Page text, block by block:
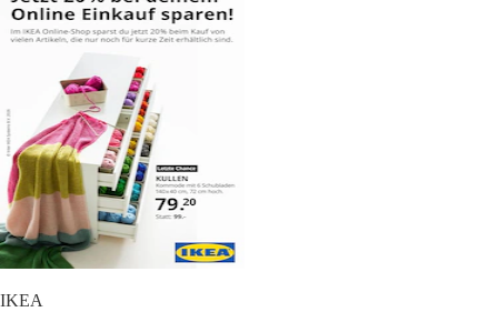
IKEA